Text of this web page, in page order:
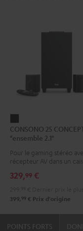
25
CONCEPT
"ensemble
2.1"
Noir
CONSONO 25
"ensemble 2.1"
Pour le gaming stéréo
récepteur AV dans un
329,99 €
399, 99 € Prix d'origine
POINTS FORTS